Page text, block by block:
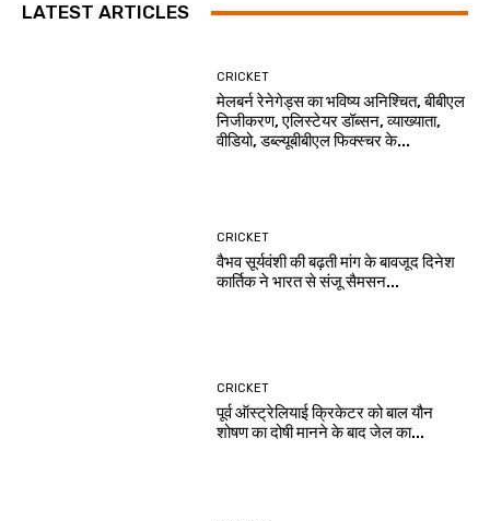
LATEST ARTICLES
CRICKET
मेलबर्न रेनेगेड्स का भविष्य अनिश्चित, बीबीएल
निजीकरण, एलिस्टेयर डॉब्सन, व्याख्याता,
वीडियो, डब्ल्यूबीबीएल फिक्स्चर के...
CRICKET
वैभव सूर्यवंशी की बढ़ती मांग के बावजूद दिनेश
कार्तिक ने भारत से संजू सैमसन...
CRICKET
पूर्व ऑस्ट्रेलियाई क्रिकेटर को बाल यौन
शोषण का दोषी मानने के बाद जेल का...